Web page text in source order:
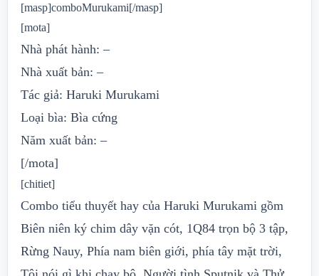
[masp]comboMurukami[/masp]
[mota]
Nhà phát hành: –
Nhà xuất bản: –
Tác giả: Haruki Murukami
Loại bìa: Bìa cứng
Năm xuất bản: –
[/mota]
[chitiet]
Combo tiểu thuyết hay của Haruki Murukami gồm
Biên niên ký chim dây vặn cót, 1Q84 trọn bộ 3 tập,
Rừng Nauy, Phía nam biên giới, phía tây mặt trời,